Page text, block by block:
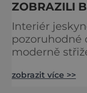
ZOBRAZILI
Interiér
pozoruhodné
moderně
ale staré
zobrazit více >>